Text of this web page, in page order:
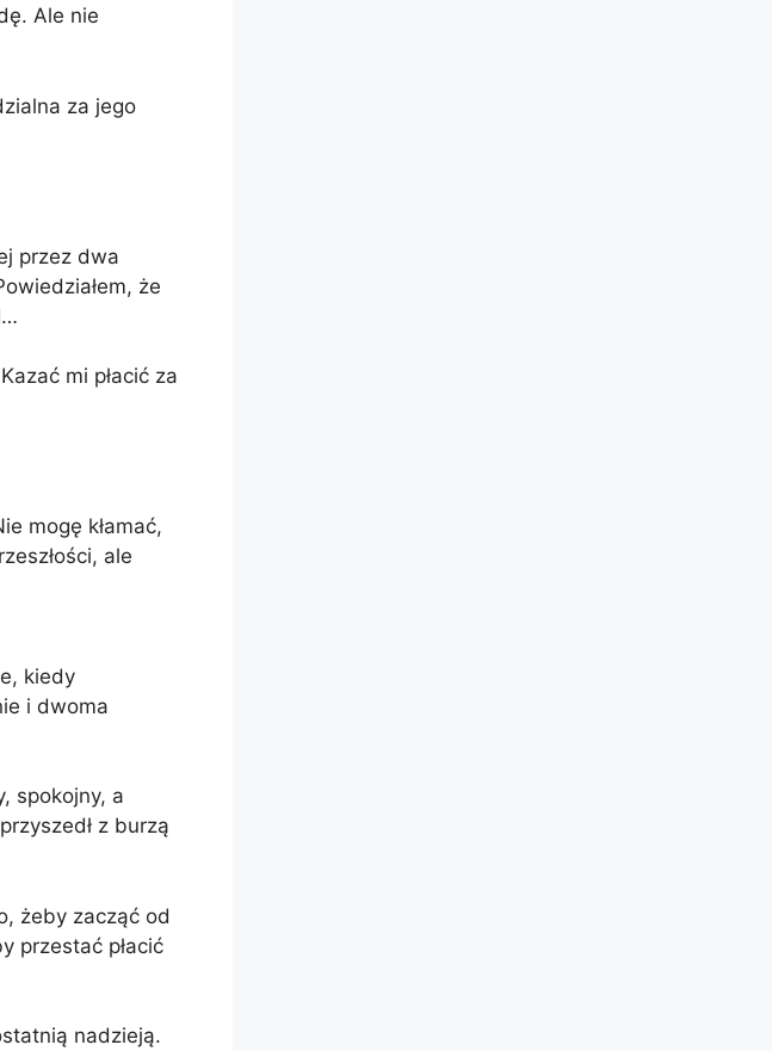
Ale nie
za jego
przez dwa
że
mi płacić za
mogę kłamać,
ale
kiedy
i dwoma
spokojny, a
z burzą
żeby zacząć od
przestać płacić
nadzieją.